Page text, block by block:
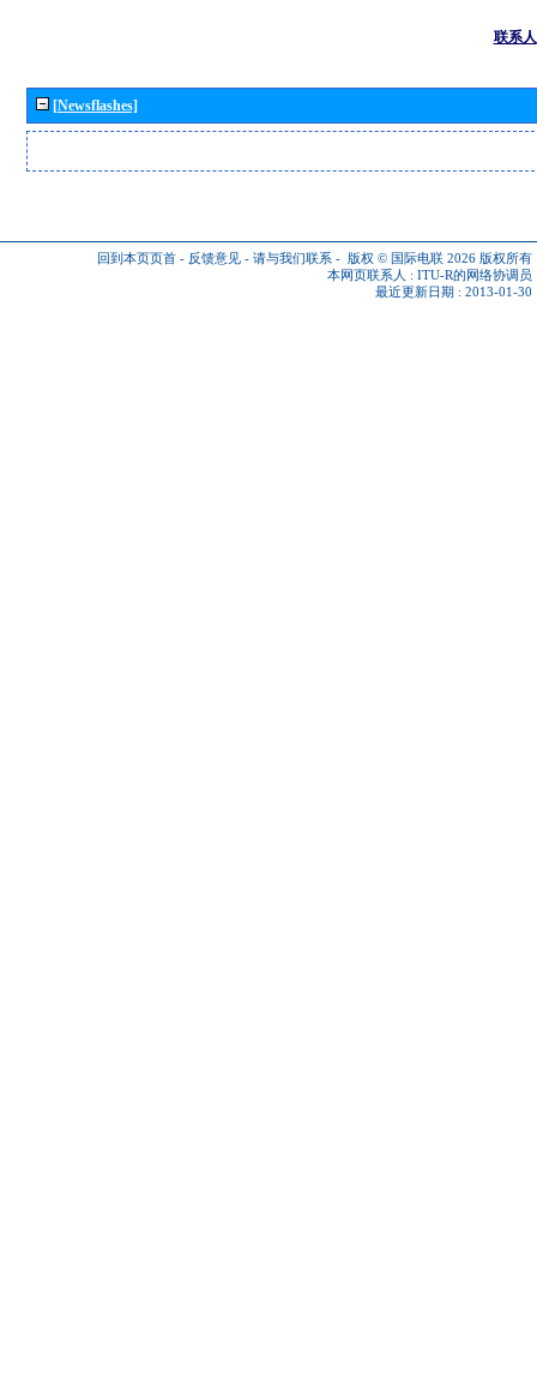
联系人
[Newsflashes]
回到本页页首 - 反馈意见 - 请与我们联系 - 版权 © 国际电联 2026 版权所有
本网页联系人 : ITU-R的网络协调员
最近更新日期 : 2013-01-30